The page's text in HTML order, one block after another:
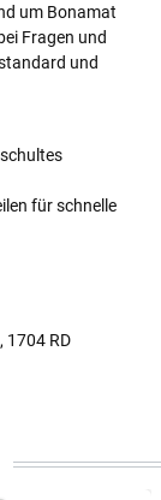
um Bonamat
Fragen und
und
für schnelle
1704 RD